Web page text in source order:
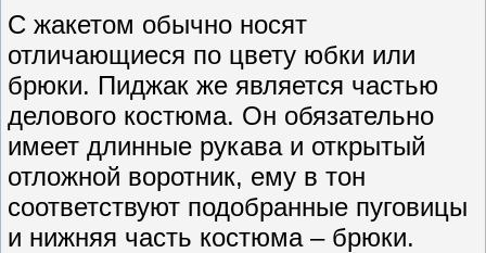
С жакетом обычно носят
отличающиеся по цвету юбки или
брюки. Пиджак же является частью
делового костюма. Он обязательно
имеет длинные рукава и открытый
отложной воротник, ему в тон
соответствуют подобранные пуговицы
и нижняя часть костюма – брюки.